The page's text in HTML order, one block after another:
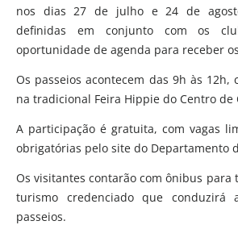
nos dias 27 de julho e 24 de
definidas em conjunto com os
oportunidade de agenda para receber
Os passeios acontecem das 9h às 12h,
na tradicional Feira Hippie do Centro de
A participação é gratuita, com vagas
obrigatórias pelo site do Departamento
Os visitantes contarão com ônibus para
turismo credenciado que conduzirá
passeios.